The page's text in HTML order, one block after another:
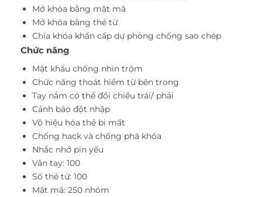
Mở khóa bằng mật mã
Mở khóa bằng thẻ từ
Chìa khóa khẩn cấp dự phòng chống sao chép
Chức năng
Mật khẩu chống nhìn trộm
Chức năng thoát hiểm từ bên trong
Tay nắm có thể đổi chiều trái/ phải
Cảnh báo đột nhập
Vô hiệu hóa thẻ bị mất
Chống hack và chống phá khóa
Nhắc nhở pin yếu
Vân tay: 100
Số thẻ từ: 100
Mật mã: 250 nhóm